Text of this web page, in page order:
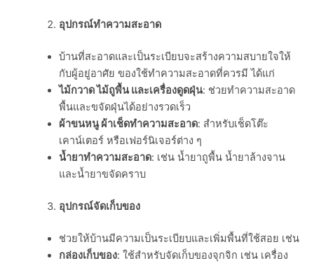
อุปกรณ์ทำความสะอาด
บ้านที่สะอาดและเป็นระเบียบจะสร้างความสบายใจให้
กับผู้อยู่อาศัย ของใช้ทำความสะอาดที่ควรมี ได้แก่
ไม้กวาด ไม้ถูพื้น และเครื่องดูดฝุ่น: ช่วยทำความสะอาด
พื้นและขจัดฝุ่นได้อย่างรวดเร็ว
ผ้าขนหนู ผ้าเช็ดทำความสะอาด: สำหรับเช็ดโต๊ะ
เคาน์เตอร์ หรือเฟอร์นิเจอร์ต่าง ๆ
น้ำยาทำความสะอาด: เช่น น้ำยาถูพื้น น้ำยาล้างจาน
และน้ำยาขจัดคราบ
อุปกรณ์จัดเก็บของ
ช่วยให้บ้านมีความเป็นระเบียบและเพิ่มพื้นที่ใช้สอย เช่น
กล่องเก็บของ: ใช้สำหรับจัดเก็บของจุกจิก เช่น เครื่อง